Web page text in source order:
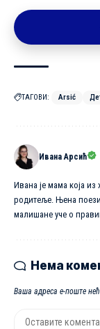
ТАГОВИ: Arsić
Ивана Арсић
Ивана је мама која
родитеље. Њена
малишане уче о
Нема
Ваша адреса е-поште